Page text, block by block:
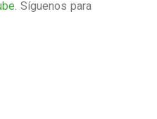
. Síguenos para